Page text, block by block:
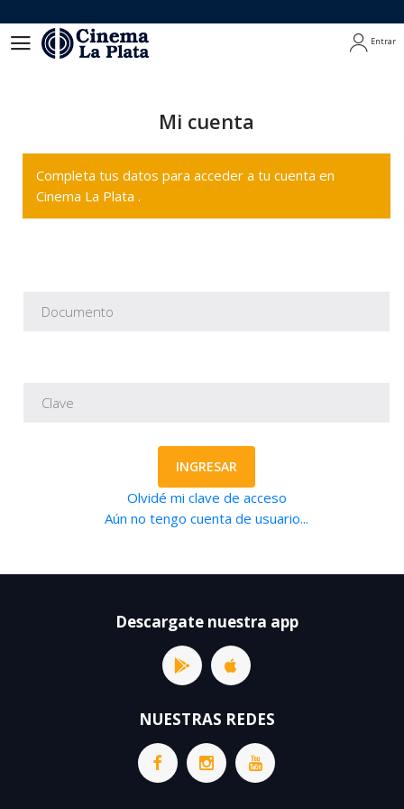
Entrar
Mi cuenta
Completa tus datos para acceder a tu cuenta en
Cinema La Plata .
INGRESAR
Olvidé mi clave de acceso
Aún no tengo cuenta de usuario...
Descargate nuestra app
NUESTRAS REDES